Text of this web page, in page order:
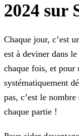
2024 sur
Chaque jour, c’est
est à deviner dans
chaque fois, et pour
systématiquement
pas, c’est le
chaque partie !